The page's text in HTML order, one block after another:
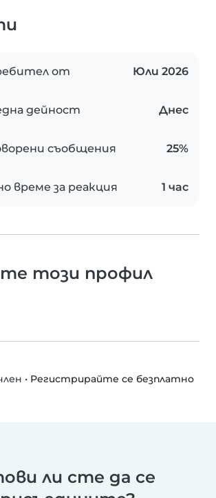
от Юли 2026
дейност Днес
съобщения 25%
време за реакция 1 час
този профил
• Регистрирайте се безплатно
ли сте да се